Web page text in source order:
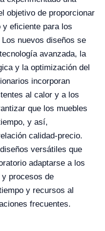
objetivo de proporcionar
y eficiente para los
nuevos diseños se
avanzada, la
y la optimización del
incorporan
al calor y a los
que los muebles
y así,
calidad-precio.
versátiles que
adaptarse a los
procesos de
y recursos al
frecuentes.